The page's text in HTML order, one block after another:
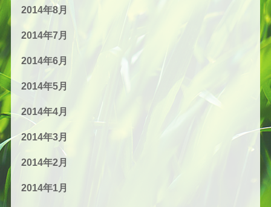
2014年8月
2014年7月
2014年6月
2014年5月
2014年4月
2014年3月
2014年2月
2014年1月